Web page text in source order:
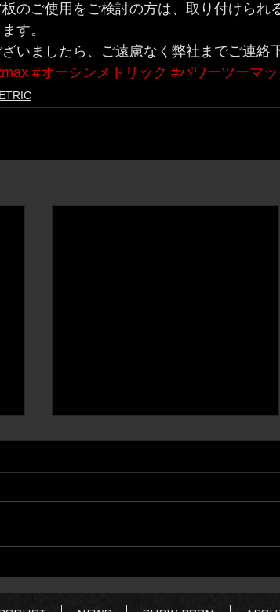
のご使用をご検討の方は、取り付けられ
す。
いましたら、ご遠慮なく弊社までご連絡
#オーシンメトリック #パワーツーマッ